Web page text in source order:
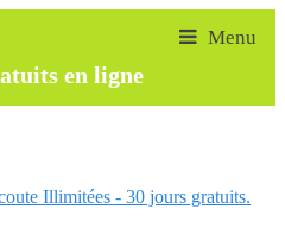
en ligne
Illimitées - 30 jours gratuits.